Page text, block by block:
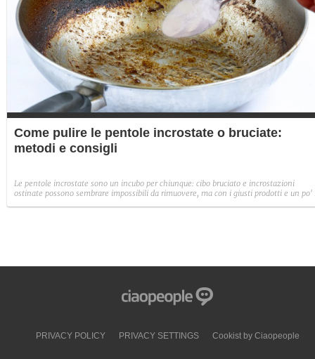
Come pulire le pentole incrostate o bruciate:
metodi e consigli
Le pentole incrostate sono un incubo per chiunque: cibo bruciato e incrostazioni
ostinate possono sembrare impossibili da rimuovere, ma con i giusti prodotti e un po'
PRIVACY POLICY PRIVACY SETTINGS Cookist by Ciaopeople